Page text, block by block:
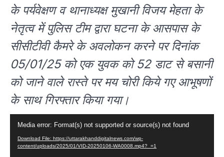
के पर्यवेक्षण व थानाध्यक्ष मुखानी विजय मेहता के
नेतृत्व में पुलिस टीम द्वारा घटना के आसपास के
सीसीटीवी कैमरे के अवलोकन करने पर दिनांक
05/01/25 को एक युवक को 52 डाट से बसानी
को जाने वाले रास्ते पर मय चोरी किये गए आभूषणों
के साथ गिरफ्तार किया गया।
Media error: Format(s) not supported or source(s) not found
Download File: https://uttarakhanddigitalnews.com/wp-
content/uploads/2025/01/VID-20250106-WA0008.mp4?_=1